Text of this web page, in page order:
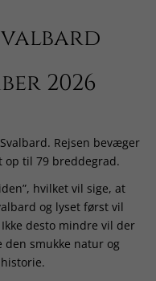
2026
Rejsen bevæger
op til 79 breddegrad.
hvilket vil sige, at
og lyset først vil
desto mindre vil der
den smukke natur og